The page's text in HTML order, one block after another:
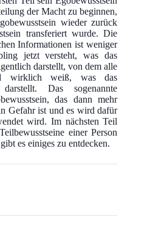
der Macht zu beginnen,
wieder zurück
transferiert wurde. Die
Informationen ist weniger
jetzt versteht, was das
darstellt, von dem alle
wirklich weiß, was das
darstellt. Das sogenannte
das dann mehr
Gefahr ist und es wird dafür
wird. Im nächsten Teil
einer Person
es einiges zu entdecken.